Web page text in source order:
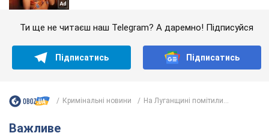
Ти ще не читаєш наш Telegram? А даремно! Підписуйся
Підписатись Підписатись
Кримінальні новини На Луганщині помітили...
Важливе